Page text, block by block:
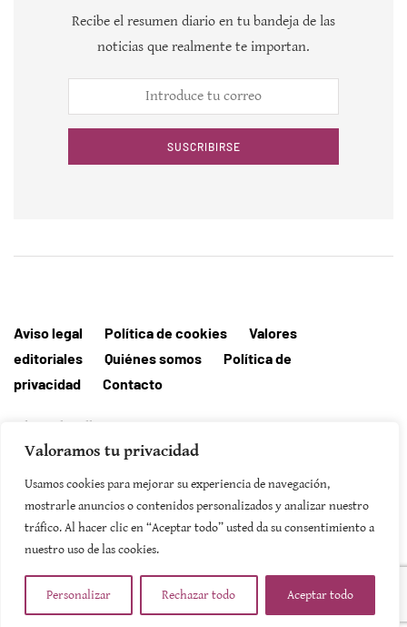
Valoramos tu privacidad
Usamos cookies para mejorar su experiencia de navegación,
mostrarle anuncios o contenidos personalizados y analizar nuestro
tráfico. Al hacer clic en “Aceptar todo” usted da su consentimiento a
nuestro uso de las cookies.
Personalizar Rechazar todo Aceptar todo
Recibe el resumen diario en tu bandeja de las
noticias que realmente te importan.
SUSCRIBIRSE
Aviso legal Política de cookies
Valores
editoriales
Quiénes somos
Política de
privacidad
Contacto
Editorial MallorcaHora
SUSCRIBIRSE